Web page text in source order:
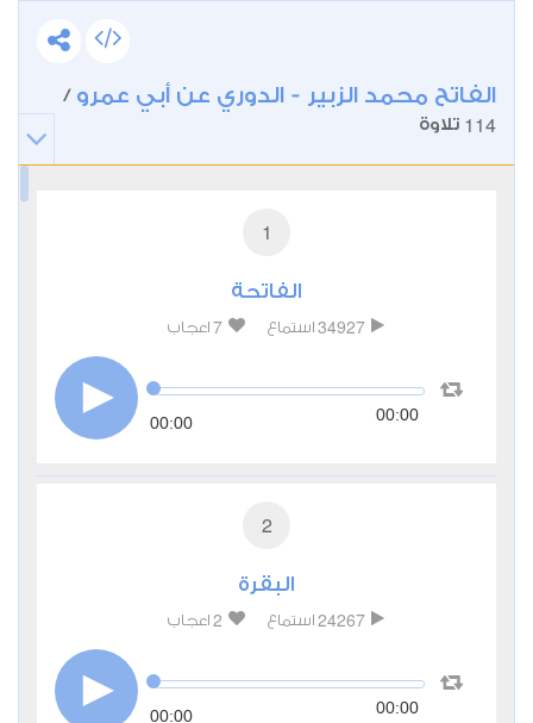
الفاتح محمد الزبير - الدوري عن أبي عمرو /
114 تلاوة
1
الفاتحة
34927 استماع 7 اعجاب
00:00 00:00
2
البقرة
24267 استماع 2 اعجاب
00:00 00:00